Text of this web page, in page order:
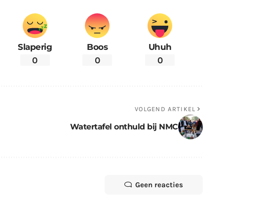
Slaperig
0
Boos
0
Uhuh
0
VOLGEND ARTIKEL
Watertafel onthuld bij NMC
Geen reacties